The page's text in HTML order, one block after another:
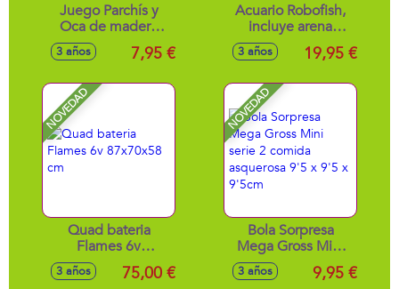
Juego Parchís y
Oca de madera
30x30 cm
3 años 7,95 €
Acuario Robofish,
incluye arena
mágica y un pez
exclusivo
3 años 19,95 €
NOVEDAD
Quad bateria
Flames 6v
87x70x58 cm
3 años 75,00 €
NOVEDAD
Bola Sorpresa
Mega Gross Mini
serie 2 comida
asquerosa 9'5 x 9'5
3 años 9,95 €